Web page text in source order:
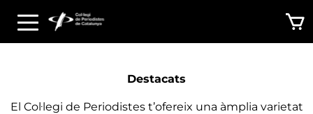
Destacats
El Col·legi de Periodistes t’ofereix una àmplia varietat